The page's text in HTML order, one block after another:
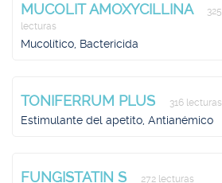
MUCOLIT AMOXYCILLINA
325
lecturas
Mucolítico, Bactericida
TONIFERRUM PLUS 316 lecturas
Estimulante del apetito, Antianémico
FUNGISTATIN S 272 lecturas